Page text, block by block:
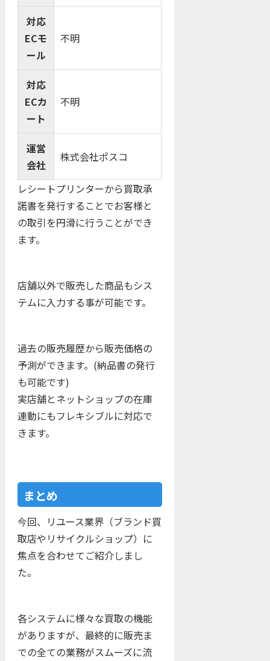
対応
ECモ
ール
不明
対応
ECカ
ート
不明
運営
会社
株式会社ポスコ
レシートプリンターから買取承
諾書を発行することでお客様と
の取引を円滑に行うことができ
ます。
店舗以外で販売した商品もシス
テムに入力する事が可能です。
過去の販売履歴から販売価格の
予測ができます。(納品書の発行
も可能です)
実店舗とネットショップの在庫
連動にもフレキシブルに対応で
きます。
まとめ
今回、リユース業界（ブランド買
取店やリサイクルショップ）に
焦点を合わせてご紹介しまし
た。
各システムに様々な買取の機能
がありますが、最終的に販売ま
での全ての業務がスムーズに流